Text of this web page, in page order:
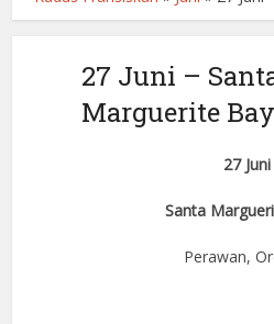
27 Juni –
Marguerite
27 Juni
Santa
Perawan,